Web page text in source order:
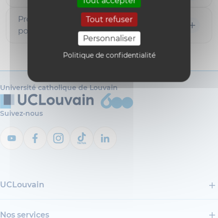
Tout refuser
Personnaliser
Politique de confidentialité
Proposez-vous des bourses de recherche
pour les doctorants internationaux ?
Université catholique de Louvain
Suivez-nous
UCLouvain
Nos services